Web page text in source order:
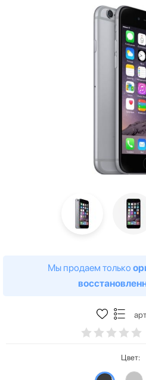
Мы продаем только
Цвет: